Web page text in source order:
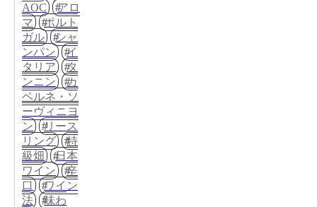
AOC
アロ
マ
ポルト
ガル
シャ
ンパン
イ
タリア
タ
ンニン
カ
ベルネ・ソ
ーヴィニヨ
ン
リース
リング
特
級畑
日本
ワイン
辛
口
ワイン
法
味わ